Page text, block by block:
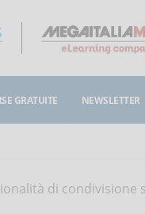
GRATUITE NEWSLETTER
di condivisione